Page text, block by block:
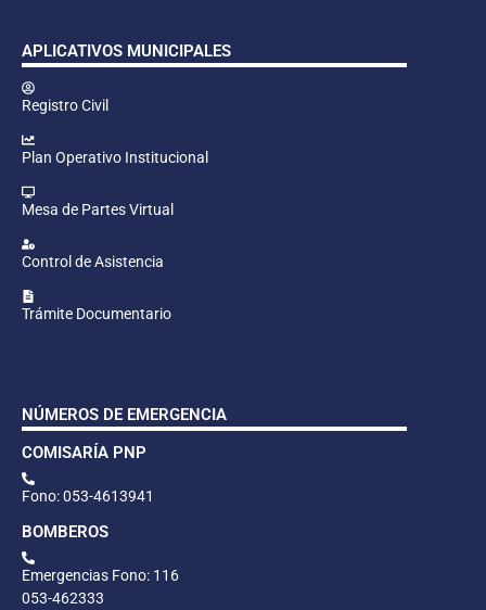
APLICATIVOS MUNICIPALES
Registro Civil
Plan Operativo Institucional
Mesa de Partes Virtual
Control de Asistencia
Trámite Documentario
NÚMEROS DE EMERGENCIA
COMISARÍA PNP
Fono: 053-4613941
BOMBEROS
Emergencias Fono: 116
053-462333